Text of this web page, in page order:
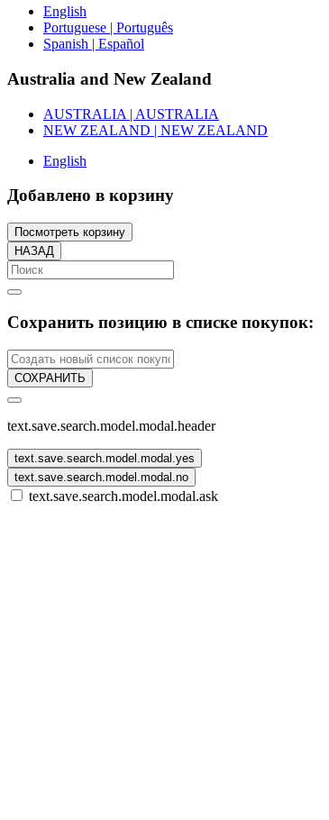
English
Portuguese | Português
Spanish | Español
Australia and New Zealand
AUSTRALIA | AUSTRALIA
NEW ZEALAND | NEW ZEALAND
English
Добавлено в корзину
Посмотреть корзину
НАЗАД
Сохранить позицию в списке покупок:
СОХРАНИТЬ
text.save.search.model.modal.header
text.save.search.model.modal.yes
text.save.search.model.modal.no
text.save.search.model.modal.ask